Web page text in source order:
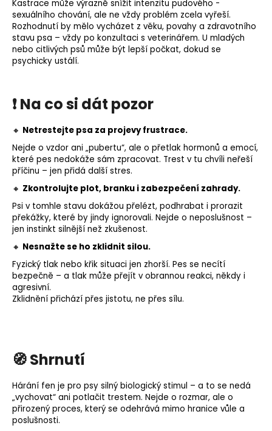
Kastrace může výrazně snížit intenzitu pudového -
sexuálního chování, ale ne vždy problém zcela vyřeší.
Rozhodnutí by mělo vycházet z věku, povahy a zdravotního
stavu psa – vždy po konzultaci s veterinářem. U mladých
nebo citlivých psů může být lepší počkat, dokud se
psychicky ustálí.
❗ Na co si dát pozor
🔸 Netrestejte psa za projevy frustrace.
Nejde o vzdor ani „pubertu“, ale o přetlak hormonů a emocí,
které pes nedokáže sám zpracovat. Trest v tu chvíli neřeší
příčinu – jen přidá další stres.
🔸 Zkontrolujte plot, branku i zabezpečení zahrady.
Psi v tomhle stavu dokážou přelézt, podhrabat i prorazit
překážky, které by jindy ignorovali. Nejde o neposlušnost –
jen instinkt silnější než zkušenost.
🔸 Nesnažte se ho zklidnit silou.
Fyzický tlak nebo křik situaci jen zhorší. Pes se necítí
bezpečně – a tlak může přejít v obrannou reakci, někdy i
agresivní.
Zklidnění přichází přes jistotu, ne přes sílu.
🧭 Shrnutí
Hárání fen je pro psy silný biologický stimul – a to se nedá
„vychovat“ ani potlačit trestem. Nejde o rozmar, ale o
přirozený proces, který se odehrává mimo hranice vůle a
poslušnosti.